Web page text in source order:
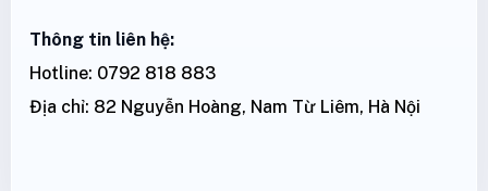
Thông tin liên hệ:
Hotline: 0792 818 883
Địa chỉ: 82 Nguyễn Hoàng, Nam Từ Liêm, Hà Nội